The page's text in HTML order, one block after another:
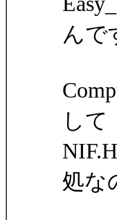
んで
して
処な